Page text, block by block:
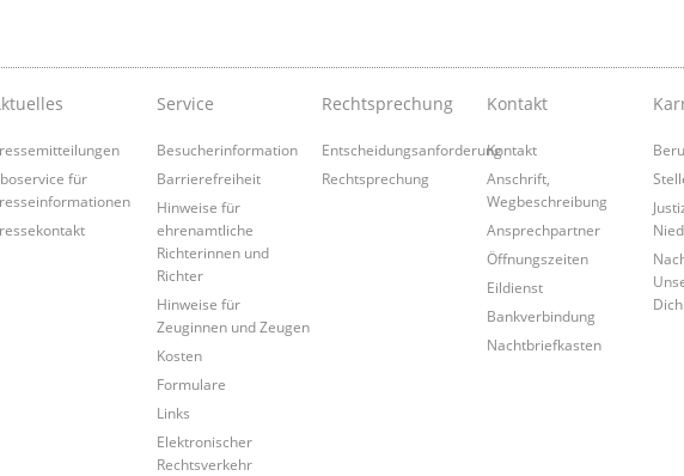
für
Service
Besucherinformation
Barrierefreiheit
Hinweise für
ehrenamtliche
Richterinnen und
Richter
Hinweise für
Zeuginnen und Zeugen
Kosten
Formulare
Links
Elektronischer
Rechtsverkehr
Rechtsprechung
Entscheidungsanforderung
Rechtsprechung
Kontakt
Kontakt
Anschrift,
Wegbeschreibung
Ansprechpartner
Öffnungszeiten
Eildienst
Bankverbindung
Nachtbriefkasten
Dich